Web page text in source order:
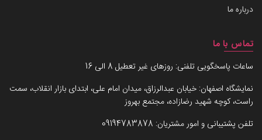
درباره ما
تماس با ما
ساعات پاسخگویی تلفنی: روزهای غیر تعطیل 8 الی 16
نمایشگاه اصفهان: خیابان عبدالرزاق، میدان امام علی، ابتدای بازار انقلاب، سمت
راست، کوچه شهید رضازاده، مجتمع بهروز
تلفن پشتیبانی و امور مشتریان: 09194783878